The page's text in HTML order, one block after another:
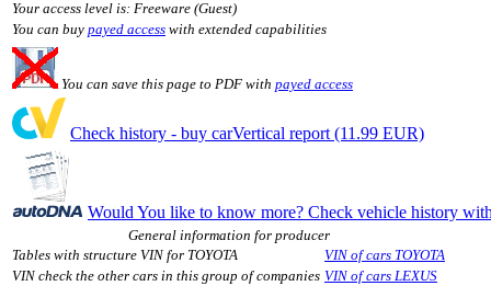
Your access level is: Freeware (Guest)
You can buy payed access with extended capabilities
You can save this page to PDF with payed access
Check history - buy carVertical report (11.99 EUR)
Would You like to know more? Check vehicle history
General information for producer
Tables with structure VIN for TOYOTA
VIN of cars TOYOTA
VIN check the other cars in this group of companies VIN of cars LEXUS